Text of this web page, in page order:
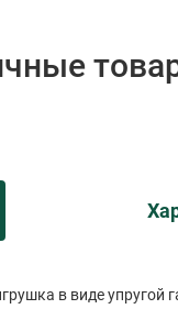
в виде упругой